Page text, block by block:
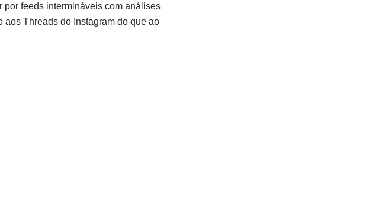
por feeds intermináveis ​​com análises
aos Threads do Instagram do que ao